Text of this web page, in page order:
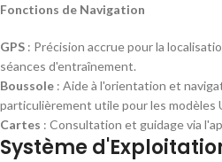
Fonctions de Navigation
GPS : Précision accrue pour la
séances d'entraînement.
Boussole : Aide à l'orientation et
particulièrement utile pour les modèles
Cartes : Consultation et guidage via
Système